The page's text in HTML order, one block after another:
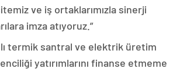
ve iş ortaklarımızla sinerji
imza atıyoruz.”
termik santral ve elektrik üretim
yatırımlarını finanse etmeme